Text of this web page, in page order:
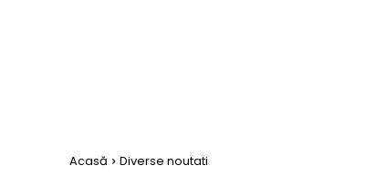
Acasă Diverse noutati